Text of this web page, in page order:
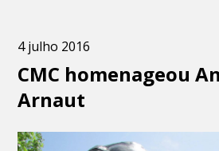
4 julho 2016
CMC homenageou
Arnaut